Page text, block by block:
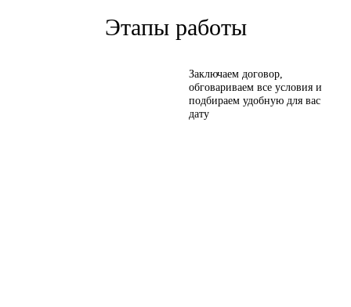
Этапы работы
Заключаем договор,
обговариваем все условия и
подбираем удобную для вас
дату